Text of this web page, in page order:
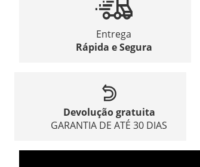
Entrega
Rápida e Segura
Devolução gratuita
GARANTIA DE ATÉ 30 DIAS